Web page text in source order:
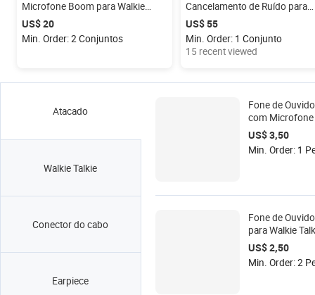
Microfone Boom para Walkie
Talkie Baofeng Kenwood
US$ 20
Min. Order: 2 Conjuntos
Cancelamento de Ruído para
Aviação, Headsets para
Geral
US$ 55
Min. Order: 1 Conjunto
15 recent viewed
Atacado
Walkie Talkie
Conector do cabo
Earpiece
Fone de
com Microfone
Rádio
Motorola de 2
Conector M
US$ 3,50
Min. Order: 1
Fone de
para Walkie
Kenwood
UV5R
US$ 2,50
Min. Order: 2